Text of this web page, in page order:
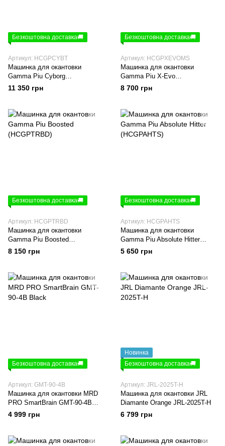
Безкоштовна доставка🚚
Артикул: HCGPCYBT
Машинка для окантовки
Gamma Piu Cyborg
(HCGPCYBT)
11 350 грн
Безкоштовна доставка🚚
Артикул: HCGPXEVOMS
Машинка для окантовки
Gamma Piu X-Evo
(HCGPXEVOMS)
8 700 грн
Безкоштовна доставка🚚
Артикул: HCGPTRBD
Машинка для окантовки
Gamma Piu Boosted
(HCGPTRBD)
8 150 грн
Безкоштовна доставка🚚
Артикул: HCGPAHTS
Машинка для окантовки
Gamma Piu Absolute Hitter
(HCGPAHTS)
5 650 грн
Безкоштовна доставка🚚
Артикул: GMT-90-4B
Машинка для окантовки MRD
PRO SmartBrain GMT-90-4B
Black
4 999 грн
Новинка
Безкоштовна доставка🚚
Артикул: JRL-2025T-H
Машинка для окантовки JRL
Diamante Orange JRL-2025T-H
6 799 грн